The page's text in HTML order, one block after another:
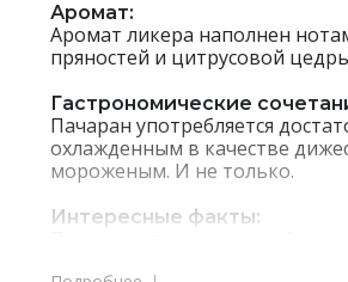
Аромат:
Аромат ликера наполнен
пряностей и цитрусовой
Гастрономические
Пачаран употребляется
охлажденным в качестве
мороженым. И не только.
Интересные факты: